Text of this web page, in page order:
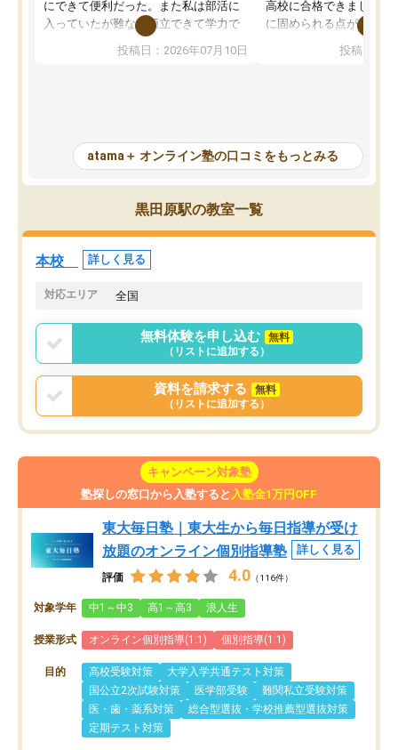
にできて便利だった。また私は部活に
入っていたが難なく両立できて学力で
も部活でも結果を残すことができてよ
かった。また問題演習の際に、自分が
が、自分で自分の管理ができない人に
とっては難しい部分もあるのではない
かと思った。
投稿日：2026年07月10日
高校に合格できました。
に固められる点が魅力で
項目のおかげで、手軽
元数が可視化されるので
しながら意欲的に取り組
常に効果を実感している
すめできる塾です。
投稿日：
atama＋ オンライン塾の口コミをもっとみる
黒田原駅の教室一覧
本校 詳しく見る
対応エリア 全国
無料体験を申し込む
無料
（リストに追加する）
資料を請求する
無料
（リストに追加する）
キャンペーン対象塾
塾探しの窓口から入塾すると 入塾金1万円OFF
東大毎日塾｜東大生から毎日指導が受け
放題のオンライン個別指導塾
詳しく見る
評価 4.0 （116件）
対象学年 中1～中3 高1～高3 浪人生
授業形式 オンライン個別指導(1:1) 個別指導(1:1)
目的 高校受験対策
大学入学共通テスト対策
国公立2次試験対策
医学部受験
難関私立受験対策
医・歯・薬系対策
総合型選抜・学校推薦型選抜対策
定期テスト対策